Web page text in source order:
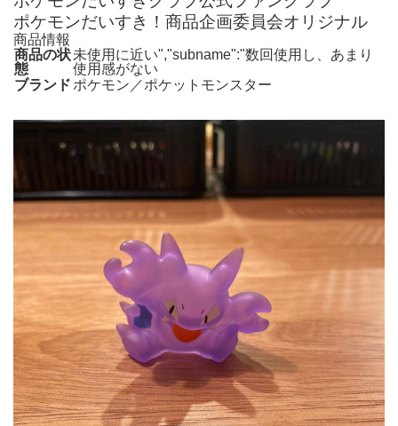
ポケモンだいすき！商品企画委員会オリジナル
商品情報
商品の状
態
未使用に近い","subname":"数回使用し、あまり
使用感がない
ブランド ポケモン／ポケットモンスター